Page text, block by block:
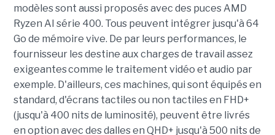
modèles sont aussi proposés avec des puces AMD
Ryzen AI série 400. Tous peuvent intégrer jusqu'à 64
Go de mémoire vive. De par leurs performances, le
fournisseur les destine aux charges de travail assez
exigeantes comme le traitement vidéo et audio par
exemple. D'ailleurs, ces machines, qui sont équipés en
standard, d'écrans tactiles ou non tactiles en FHD+
(jusqu'à 400 nits de luminosité), peuvent être livrés
en option avec des dalles en QHD+ jusqu'à 500 nits de